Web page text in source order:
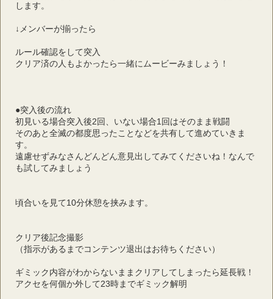
します。
↓メンバーが揃ったら
ルール確認をして突入
クリア済の人もよかったら一緒にムービーみましょう！
●突入後の流れ
初見いる場合突入後2回、いない場合1回はそのまま戦闘
そのあと全滅の都度思ったことなどを共有して進めていきま
す。
遠慮せずみなさんどんどん意見出してみてくださいね！なんで
も試してみましょう
頃合いを見て10分休憩を挟みます。
クリア後記念撮影
（指示があるまでコンテンツ退出はお待ちください）
ギミック内容がわからないままクリアしてしまったら延長戦！
アクセを何個か外して23時までギミック解明